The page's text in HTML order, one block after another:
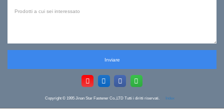
Inviare
Copyright © 1995 Jinan Star Fastener Co.,LTD Tutti i diritti riservati. Index